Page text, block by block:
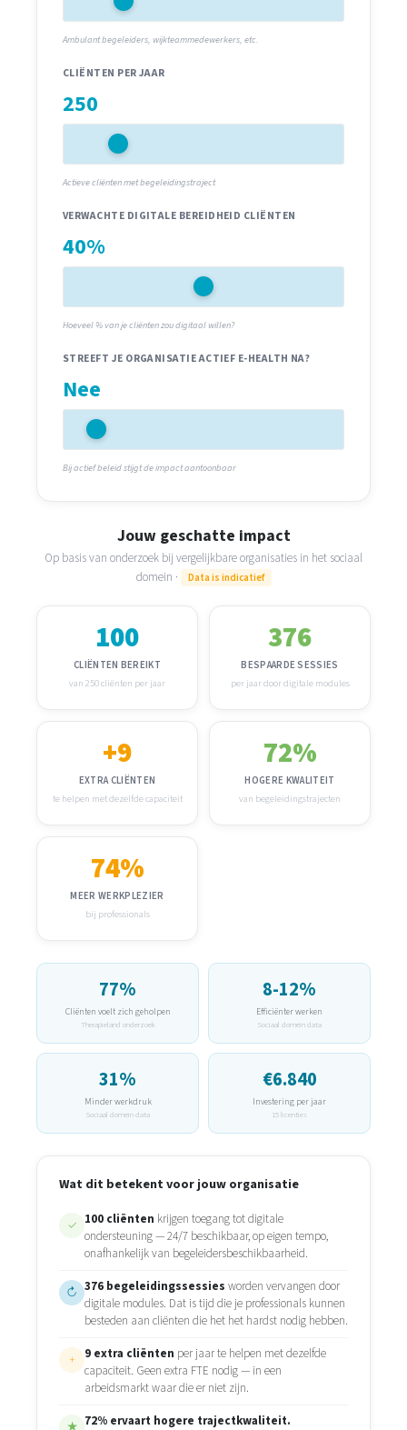
Ambulant begeleiders, wijkteammedewerkers, etc.
CLIËNTEN PER JAAR
250
Actieve cliënten met begeleidingstraject
VERWACHTE DIGITALE BEREIDHEID CLIËNTEN
40%
Hoeveel % van je cliënten zou digitaal willen?
STREEFT JE ORGANISATIE ACTIEF E-HEALTH NA?
Nee
Bij actief beleid stijgt de impact aantoonbaar
Jouw geschatte impact
Op basis van onderzoek bij vergelijkbare organisaties in het sociaal
domein ·
Data is indicatief
100
CLIËNTEN BEREIKT
van 250 cliënten per jaar
376
BESPAARDE SESSIES
per jaar door digitale modules
+9
EXTRA CLIËNTEN
te helpen met dezelfde capaciteit
72%
HOGERE KWALITEIT
van begeleidingstrajecten
74%
MEER WERKPLEZIER
bij professionals
77%
Cliënten voelt zich geholpen
Therapieland onderzoek
8-12%
Efficiënter werken
Sociaal domein data
31%
Minder werkdruk
Sociaal domein data
€6.840
Investering per jaar
15 licenties
Wat dit betekent voor jouw organisatie
✓ 100 cliënten krijgen toegang tot digitale
ondersteuning — 24/7 beschikbaar, op eigen tempo,
onafhankelijk van begeleidersbeschikbaarheid.
↻ 376 begeleidingssessies worden vervangen door
digitale modules. Dat is tijd die je professionals kunnen
besteden aan cliënten die het het hardst nodig hebben.
+ 9 extra cliënten per jaar te helpen met dezelfde
capaciteit. Geen extra FTE nodig — in een
arbeidsmarkt waar die er niet zijn.
72% ervaart hogere trajectkwaliteit.